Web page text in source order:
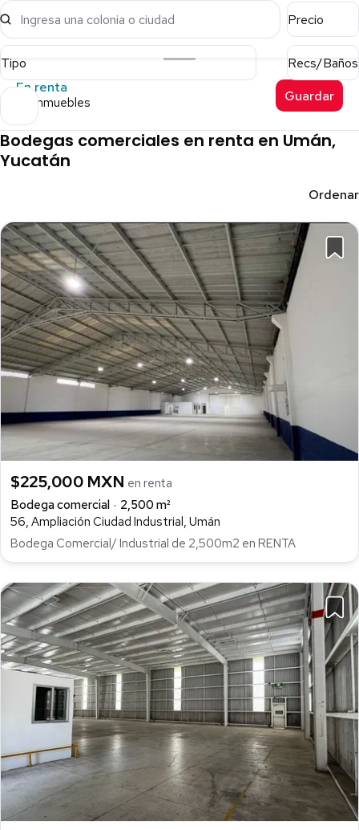
Ingresa una colonia o ciudad Precio
Tipo
Recs/Baños
En renta
47 inmuebles Guardar
Bodegas comerciales en renta en Umán,
Yucatán
Ordenar
$225,000 MXN en renta
Bodega comercial
2,500 m²
56, Ampliación Ciudad Industrial, Umán
Bodega Comercial/ Industrial de 2,500m2 en RENTA